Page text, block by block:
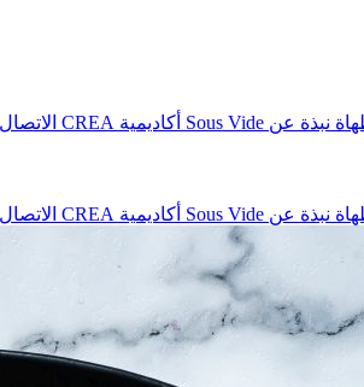
نبذة عن Sous Vide أكاديمية CREA الاتصال
نبذة عن Sous Vide أكاديمية CREA الاتصال